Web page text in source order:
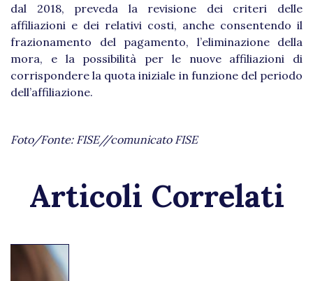
dal 2018, preveda la revisione dei criteri delle
affiliazioni e dei relativi costi, anche consentendo il
frazionamento del pagamento, l’eliminazione della
mora, e la possibilità per le nuove affiliazioni di
corrispondere la quota iniziale in funzione del periodo
dell’affiliazione.
Foto/Fonte: FISE//comunicato FISE
Articoli Correlati